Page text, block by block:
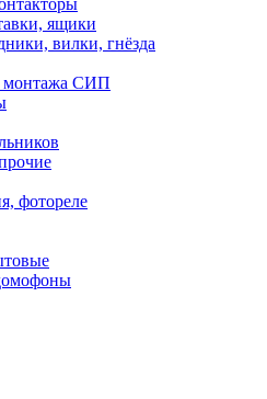
ящики
вилки, гнёзда
монтажа СИП
фотореле